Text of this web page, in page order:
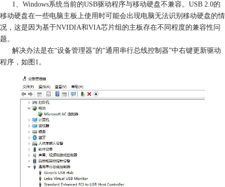
1、Windows系统当前的USB驱动程序与移动硬盘不兼容。USB 2.0的
移动硬盘在一些电脑主板上使用时可能会出现电脑无法识别移动硬盘的情
况，这是因为基于NVIDIA和VIA芯片组的主板存在不同程度的兼容性问
题。
解决办法是在“设备管理器”的“通用串行总线控制器”中右键更新驱动
程序，如图1。